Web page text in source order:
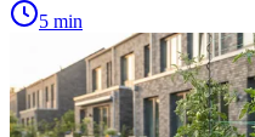
5 min